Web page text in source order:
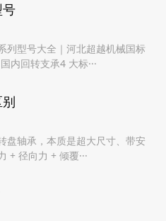
列型号大全｜河北超越机械国标
内回转支承4 大标···
盘轴承，本质是超大尺寸、带安
+ 径向力 + 倾覆···